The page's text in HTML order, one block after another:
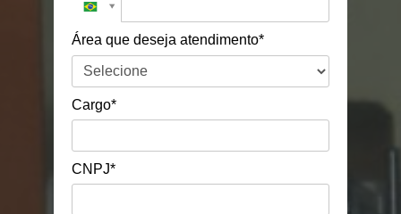
Área que deseja atendimento*
Cargo*
CNPJ*